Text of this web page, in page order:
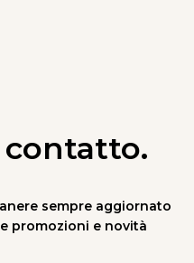
contatto.
sempre aggiornato
promozioni e novità